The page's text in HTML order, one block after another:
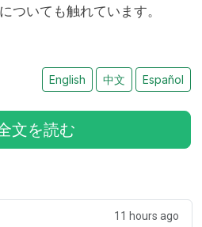
ついても触れています。
English 中文 Español
文を読む
11 hours ago